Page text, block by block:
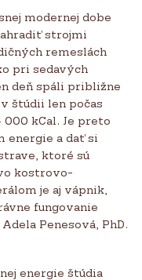
modernej dobe
strojmi
remeslách
pri sedavých
deň spáli približne
štúdii len počas
kCal. Je preto
energie a dať si
ktoré sú
kostrovo-
je aj vápnik,
fungovanie
Penesová, PhD.
energie štúdia